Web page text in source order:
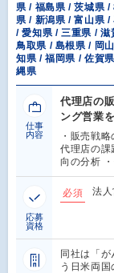
県 / 福島県 / 茨城県 /
県 / 新潟県 / 富山県
/ 愛知県 / 三重県 /
鳥取県 / 島根県 / 岡
知県 / 福岡県 / 佐賀
縄県
仕事
内容
代理店の
ング営業
・販売戦
代理店の課
向の分析
応募
資格
必須 法
同社は「
う日米両